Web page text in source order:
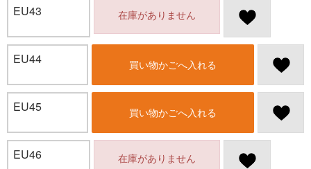
EU43 在庫がありません
EU44 買い物かごへ入れる
EU45 買い物かごへ入れる
EU46 在庫がありません